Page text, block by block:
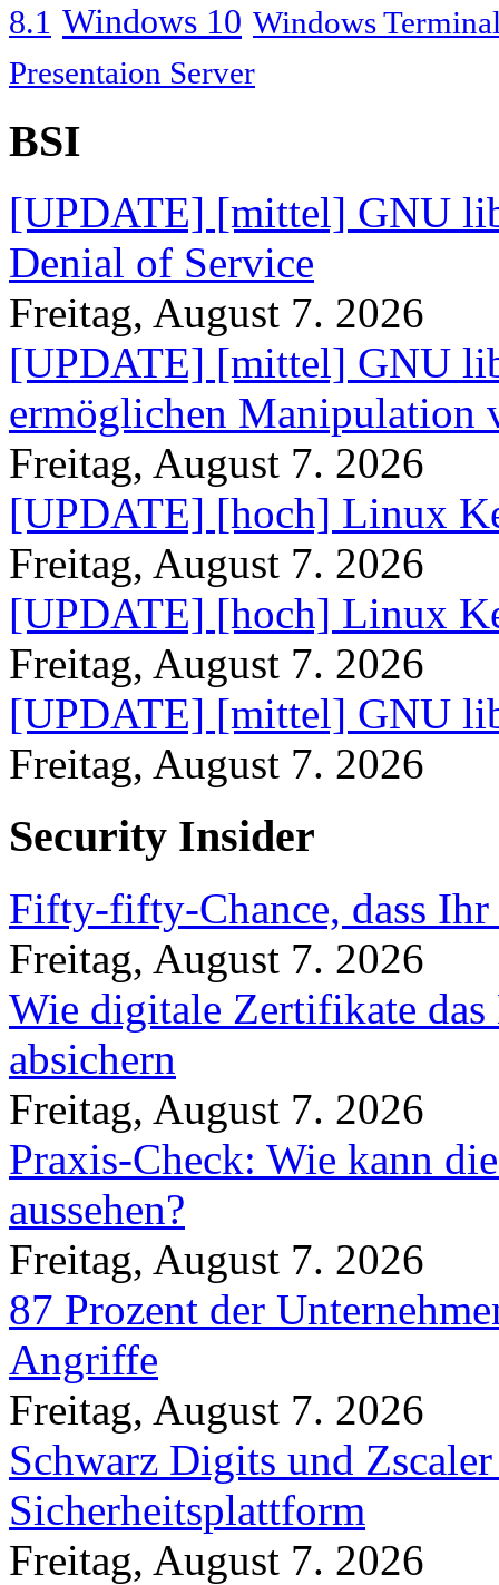
8.1 Windows 10 Windows
Presentaion Server
BSI
[UPDATE] [mittel] GNU
Denial of Service
Freitag, August 7. 2026
[UPDATE] [mittel] GNU
ermöglichen Manipulation
Freitag, August 7. 2026
[UPDATE] [hoch] Linux
Freitag, August 7. 2026
[UPDATE] [hoch] Linux
Freitag, August 7. 2026
[UPDATE] [mittel] GNU
Freitag, August 7. 2026
Security Insider
Fifty-fifty-Chance, dass
Freitag, August 7. 2026
Wie digitale Zertifikate
absichern
Freitag, August 7. 2026
Praxis-Check: Wie kann
aussehen?
Freitag, August 7. 2026
87 Prozent der
Angriffe
Freitag, August 7. 2026
Schwarz Digits und
Sicherheitsplattform
Freitag, August 7. 2026